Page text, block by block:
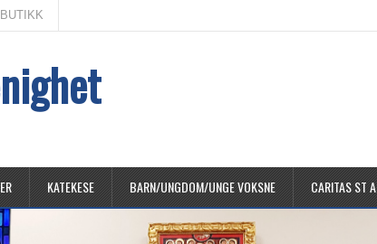
BUTIKK
KATEKESE BARN/UNGDOM/UNGE VOKSNE CARITAS ST